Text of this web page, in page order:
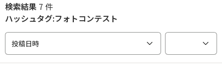
検索結果 7 件
ハッシュタグ:フォトコンテスト
投稿日時